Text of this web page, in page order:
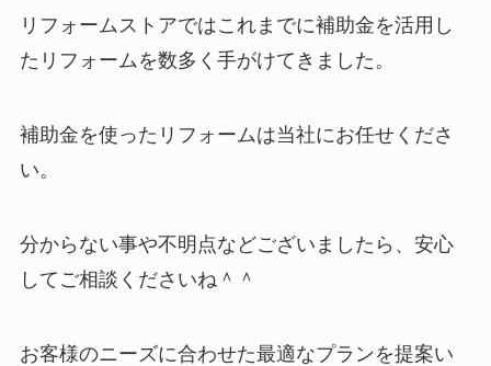
リフォームストアではこれまでに補助金を活用し
たリフォームを数多く手がけてきました。
補助金を使ったリフォームは当社にお任せくださ
い。
分からない事や不明点などございましたら、安心
してご相談くださいね＾＾
お客様のニーズに合わせた最適なプランを提案い